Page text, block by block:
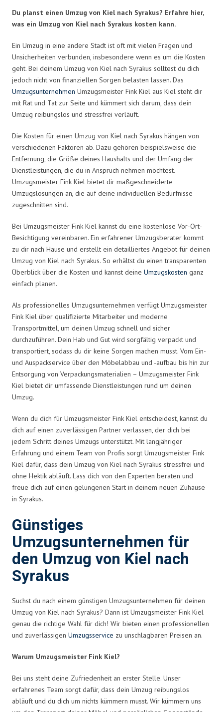
Du planst einen Umzug von Kiel nach Syrakus? Erfahre hier,
was ein Umzug von Kiel nach Syrakus kosten kann.
Ein Umzug in eine andere Stadt ist oft mit vielen Fragen und
Unsicherheiten verbunden, insbesondere wenn es um die Kosten
geht. Bei deinem Umzug von Kiel nach Syrakus solltest du dich
jedoch nicht von finanziellen Sorgen belasten lassen. Das
Umzugsunternehmen Umzugsmeister Fink Kiel aus Kiel steht dir
mit Rat und Tat zur Seite und kümmert sich darum, dass dein
Umzug reibungslos und stressfrei verläuft.
Die Kosten für einen Umzug von Kiel nach Syrakus hängen von
verschiedenen Faktoren ab. Dazu gehören beispielsweise die
Entfernung, die Größe deines Haushalts und der Umfang der
Dienstleistungen, die du in Anspruch nehmen möchtest.
Umzugsmeister Fink Kiel bietet dir maßgeschneiderte
Umzugslösungen an, die auf deine individuellen Bedürfnisse
zugeschnitten sind.
Bei Umzugsmeister Fink Kiel kannst du eine kostenlose Vor-Ort-
Besichtigung vereinbaren. Ein erfahrener Umzugsberater kommt
zu dir nach Hause und erstellt ein detailliertes Angebot für deinen
Umzug von Kiel nach Syrakus. So erhältst du einen transparenten
Überblick über die Kosten und kannst deine Umzugskosten ganz
einfach planen.
Als professionelles Umzugsunternehmen verfügt Umzugsmeister
Fink Kiel über qualifizierte Mitarbeiter und moderne
Transportmittel, um deinen Umzug schnell und sicher
durchzuführen. Dein Hab und Gut wird sorgfältig verpackt und
transportiert, sodass du dir keine Sorgen machen musst. Vom Ein-
und Auspackservice über den Möbelabbau und -aufbau bis hin zur
Entsorgung von Verpackungsmaterialien – Umzugsmeister Fink
Kiel bietet dir umfassende Dienstleistungen rund um deinen
Umzug.
Wenn du dich für Umzugsmeister Fink Kiel entscheidest, kannst du
dich auf einen zuverlässigen Partner verlassen, der dich bei
jedem Schritt deines Umzugs unterstützt. Mit langjähriger
Erfahrung und einem Team von Profis sorgt Umzugsmeister Fink
Kiel dafür, dass dein Umzug von Kiel nach Syrakus stressfrei und
ohne Hektik abläuft. Lass dich von den Experten beraten und
freue dich auf einen gelungenen Start in deinem neuen Zuhause
in Syrakus.
Günstiges
Umzugsunternehmen für
den Umzug von Kiel nach
Syrakus
Suchst du nach einem günstigen Umzugsunternehmen für deinen
Umzug von Kiel nach Syrakus? Dann ist Umzugsmeister Fink Kiel
genau die richtige Wahl für dich! Wir bieten einen professionellen
und zuverlässigen Umzugsservice zu unschlagbaren Preisen an.
Warum Umzugsmeister Fink Kiel?
Bei uns steht deine Zufriedenheit an erster Stelle. Unser
erfahrenes Team sorgt dafür, dass dein Umzug reibungslos
abläuft und du dich um nichts kümmern musst. Wir kümmern uns